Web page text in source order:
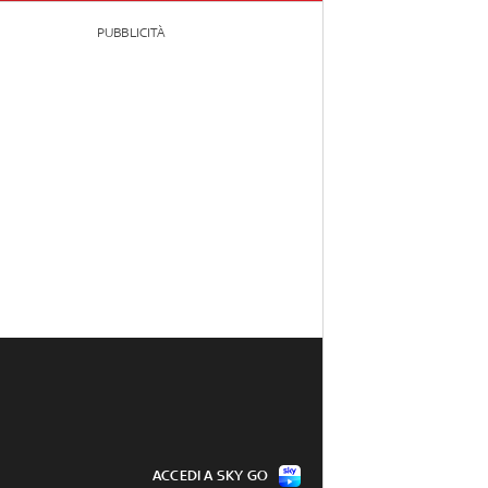
PUBBLICITÀ
ACCEDI A SKY GO